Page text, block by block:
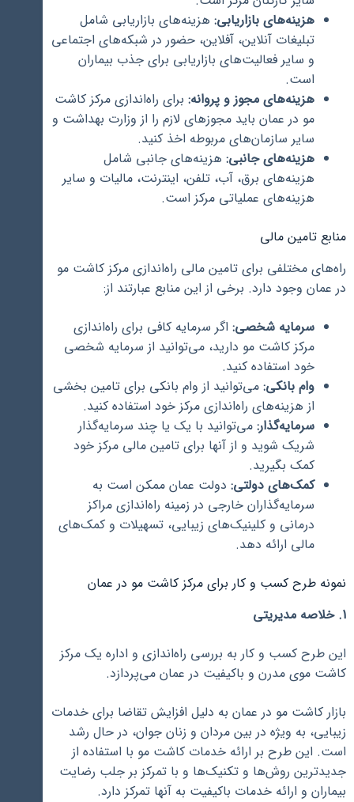
هزینه‌های بازاریابی: هزینه‌های بازاریابی شامل
تبلیغات آنلاین، آفلاین، حضور در شبکه‌های اجتماعی
و سایر فعالیت‌های بازاریابی برای جذب بیماران
است.
هزینه‌های مجوز و پروانه: برای راه‌اندازی مرکز کاشت
مو در عمان باید مجوزهای لازم را از وزارت بهداشت و
سایر سازمان‌های مربوطه اخذ کنید.
هزینه‌های جانبی: هزینه‌های جانبی شامل
هزینه‌های برق، آب، تلفن، اینترنت، مالیات و سایر
هزینه‌های عملیاتی مرکز است.
منابع تامین مالی
راه‌های مختلفی برای تامین مالی راه‌اندازی مرکز کاشت مو
در عمان وجود دارد. برخی از این منابع عبارتند از:
سرمایه شخصی: اگر سرمایه کافی برای راه‌اندازی
مرکز کاشت مو دارید، می‌توانید از سرمایه شخصی
خود استفاده کنید.
وام بانکی: می‌توانید از وام بانکی برای تامین بخشی
از هزینه‌های راه‌اندازی مرکز خود استفاده کنید.
سرمایه‌گذار: می‌توانید با یک یا چند سرمایه‌گذار
شریک شوید و از آنها برای تامین مالی مرکز خود
کمک بگیرید.
کمک‌های دولتی: دولت عمان ممکن است به
سرمایه‌گذاران خارجی در زمینه راه‌اندازی مراکز
درمانی و کلینیک‌های زیبایی، تسهیلات و کمک‌های
مالی ارائه دهد.
نمونه طرح کسب و کار برای مرکز کاشت مو در عمان
1. خلاصه مدیریتی
این طرح کسب و کار به بررسی راه‌اندازی و اداره یک مرکز
کاشت موی مدرن و باکیفیت در عمان می‌پردازد.
بازار کاشت مو در عمان به دلیل افزایش تقاضا برای خدمات
زیبایی، به ویژه در بین مردان و زنان جوان، در حال رشد
است. این طرح بر ارائه خدمات کاشت مو با استفاده از
جدیدترین روش‌ها و تکنیک‌ها و با تمرکز بر جلب رضایت
بیماران و ارائه خدمات باکیفیت به آنها تمرکز دارد.